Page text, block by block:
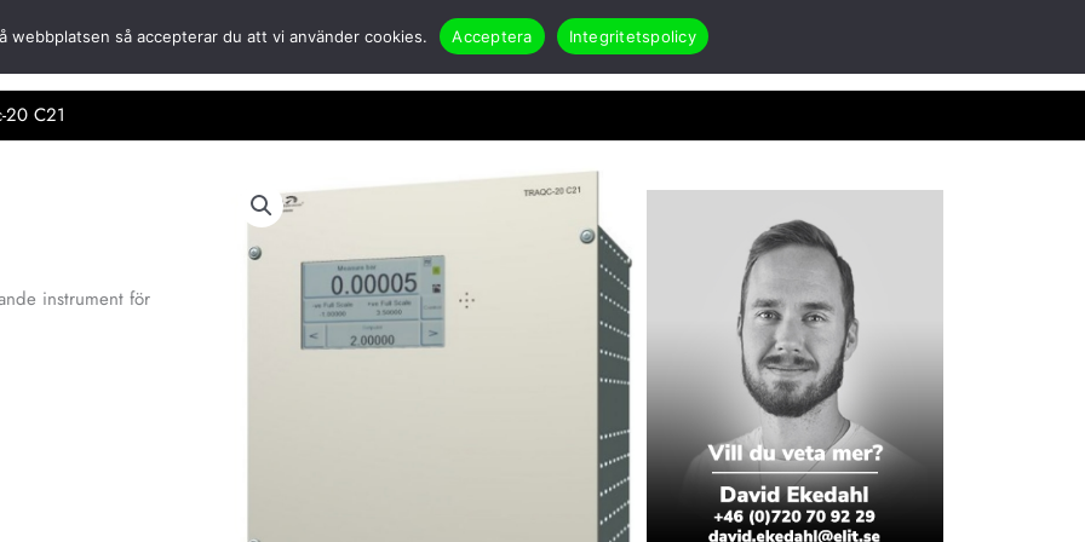
Öppna Om oss
Partners Nyheter Applikationer & case Öppna Applikationer & case
Kontakt RMA
20 C21
instrument för
webbplatsen så accepterar du att vi använder cookies. Acceptera Integritetspolicy